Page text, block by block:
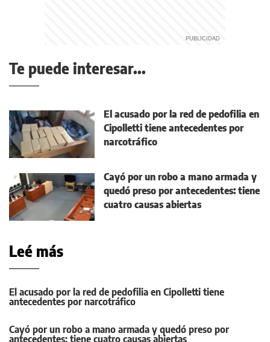
Te puede interesar...
El acusado por la red de pedofilia en
Cipolletti tiene antecedentes por
narcotráfico
Cayó por un robo a mano armada y
quedó preso por antecedentes: tiene
cuatro causas abiertas
Leé más
El acusado por la red de pedofilia en Cipolletti tiene
antecedentes por narcotráfico
Cayó por un robo a mano armada y quedó preso por
antecedentes: tiene cuatro causas abiertas